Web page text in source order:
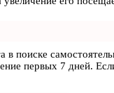
в поиске
первых 7 дней.